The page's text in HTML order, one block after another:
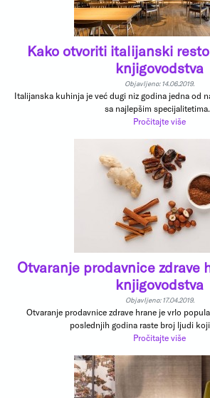
Kako otvoriti italijanski
knjigovodstva
Objavljeno: 14.06.2019.
Italijanska kuhinja je već dugi niz godina jedna od
sa najlepšim
Pročitajte više
Otvaranje prodavnice zdrave
knjigovodstva
Objavljeno: 17.04.2019.
Otvaranje prodavnice zdrave hrane je vrlo
poslednjih godina raste broj ljudi
Pročitajte više